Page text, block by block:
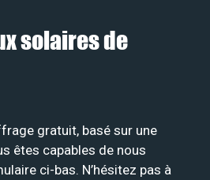
solaires de
gratuit, basé sur une
êtes capables de nous
ci-bas. N’hésitez pas à